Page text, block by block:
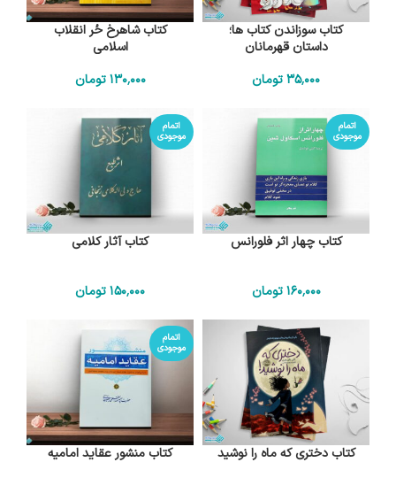
کتاب سوزاندن کتاب ها؛
داستان قهرمانان
35٬000تومان
کتاب شاهرخ حُر انقلاب
اسلامی
130٬000 تومان
اتمام
موجودی
کتاب چهار اثر فلورانس
160٬000 تومان
اتمام
موجودی
کتاب آثار کلامی
150٬000تومان
کتاب دختری که ماه را نوشید
اتمام
موجودی
کتاب منشور عقاید امامیه